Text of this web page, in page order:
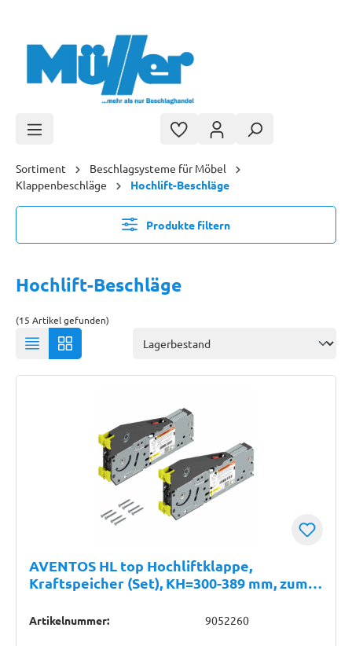
Sortiment
Beschlagsysteme für Möbel
Klappenbeschläge
Hochlift-Beschläge
Produkte filtern
Hochlift-Beschläge
(15 Artikel gefunden)
AVENTOS HL top Hochliftklappe,
Kraftspeicher (Set), KH=300-389 mm, zum
verzinkt
Artikelnummer: 9052260